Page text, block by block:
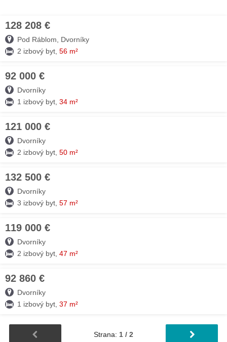
128 208 €
Pod Ráblom, Dvorníky
2 izbový byt, 56 m²
92 000 €
Dvorníky
1 izbový byt, 34 m²
121 000 €
Dvorníky
2 izbový byt, 50 m²
132 500 €
Dvorníky
3 izbový byt, 57 m²
119 000 €
Dvorníky
2 izbový byt, 47 m²
92 860 €
Dvorníky
1 izbový byt, 37 m²
Strana: 1 / 2